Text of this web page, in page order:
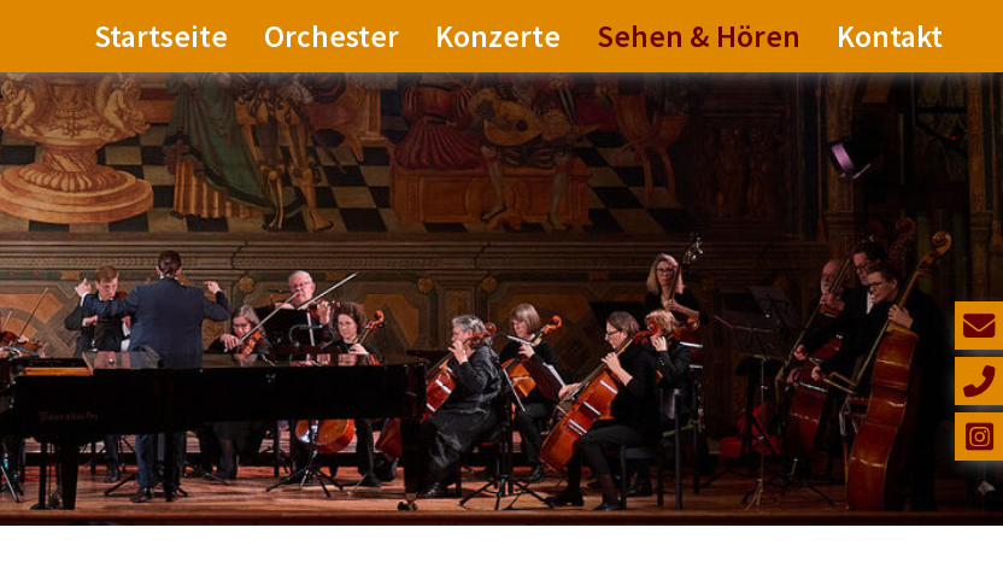
Startseite Orchester Konzerte Sehen & Hören Kontakt